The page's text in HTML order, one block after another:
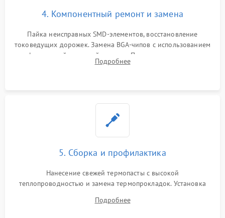
4. Компонентный ремонт и замена
Пайка неисправных SMD-элементов, восстановление
токоведущих дорожек. Замена BGA-чипов с использованием
инфракрасной паяльной станции. Прошивка микросхемы
BIOS или замена поврежденных портов USB
Подробнее
5. Сборка и профилактика
Нанесение свежей термопасты с высокой
теплопроводностью и замена термопрокладок. Установка
шлейфов, модулей памяти и накопителей. Предварительная
Подробнее